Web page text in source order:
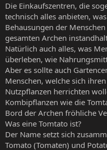
Die Einkaufszentren, die
technisch alles anbieten,
Behausungen der
gesamten Archen
Natürlich auch alles, was
überleben, wie
Aber es sollte auch
Menschen, welche sich
Nutzpflanzen herrichten
Kombipflanzen wie die
Bord der Archen fröhliche
Was eine Tomtato ist?
Der Name setzt sich
Tomato (Tomaten) und